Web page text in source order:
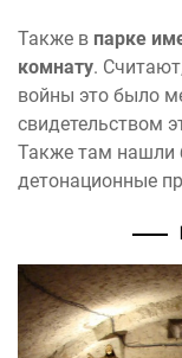
Также в парке
комнату.
войны это было
свидетельством
Также там нашли
детонационные